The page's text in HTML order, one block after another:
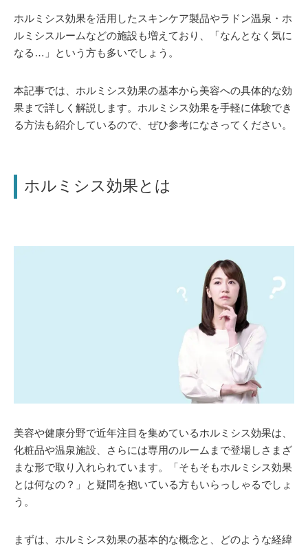
ホルミシス効果を活用したスキンケア製品やラドン温泉・ホ
ルミシスルームなどの施設も増えており、「なんとなく気に
なる…」という方も多いでしょう。
本記事では、ホルミシス効果の基本から美容への具体的な効
果まで詳しく解説します。ホルミシス効果を手軽に体験でき
る方法も紹介しているので、ぜひ参考になさってください。
ホルミシス効果とは
美容や健康分野で近年注目を集めているホルミシス効果は、
化粧品や温泉施設、さらには専用のルームまで登場しさまざ
まな形で取り入れられています。「そもそもホルミシス効果
とは何なの？」と疑問を抱いている方もいらっしゃるでしょ
う。
まずは、ホルミシス効果の基本的な概念と、どのような経緯